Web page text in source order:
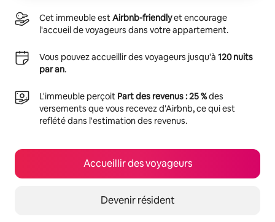
Cet immeuble estAirbnb-friendlyet encourage
l'accueil de voyageurs dans votre appartement.
Vous pouvez accueillir des voyageurs jusqu'à 120 nuits
par an.
L'immeuble perçoit Part des revenus : 25 %des
versements que vous recevez d'Airbnb, ce qui est
reflété dans l'estimation des revenus.
Accueillir des voyageurs
Devenir résident